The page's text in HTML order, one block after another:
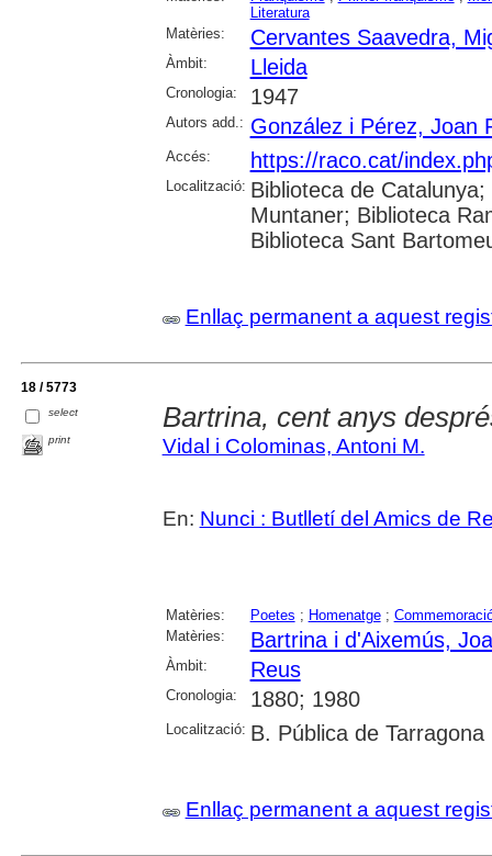
Literatura
Matèries:
Cervantes Saavedra,
Àmbit: Lleida
Cronologia: 1947
Autors add.: González i Pérez, Joan
Accés: https://raco.cat/
Localització: Biblioteca de
Muntaner; Biblioteca
Biblioteca Sant
Enllaç permanent a aquest
18 / 5773
select
print
Bartrina, cent anys
Vidal i Colominas, Antoni M.
En: Nunci : Butlletí del Amics de
Matèries: Poetes ; Homenatge;
Matèries:
Bartrina i d'Aixemús,
Àmbit: Reus
Cronologia: 1880; 1980
Localització: B. Pública de Tarragona
Enllaç permanent a aquest